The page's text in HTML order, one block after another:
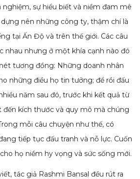
sự hiểu biết và niềm đam mê
dựng nên những công ty, thậm chí là
tại Ấn Độ và trên thế giới. Các câu
nhau nhưng ở một khía cạnh nào đó
tương đồng: Những doanh nhân
những điều họ tin tưởng; để rồi đấu
năm sau đó, trước khi kết quả từ
đến kích thước và quy mô mà chúng
mỗi câu chuyện như thế, có
tiếp tục đấu tranh và nỗ lực. Cuốn
họ niềm hy vọng và sức sống mới.
tác giả Rashmi Bansal đều rút ra